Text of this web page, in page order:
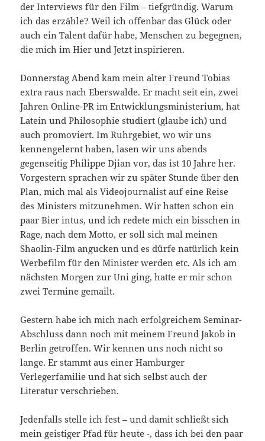
der Interviews für den Film – tiefgründig. Warum
ich das erzähle? Weil ich offenbar das Glück oder
auch ein Talent dafür habe, Menschen zu begegnen,
die mich im Hier und Jetzt inspirieren.
Donnerstag Abend kam mein alter Freund Tobias
extra raus nach Eberswalde. Er macht seit ein, zwei
Jahren Online-PR im Entwicklungsministerium, hat
Latein und Philosophie studiert (glaube ich) und
auch promoviert. Im Ruhrgebiet, wo wir uns
kennengelernt haben, lasen wir uns abends
gegenseitig Philippe Djian vor, das ist 10 Jahre her.
Vorgestern sprachen wir zu später Stunde über den
Plan, mich mal als Videojournalist auf eine Reise
des Ministers mitzunehmen. Wir hatten schon ein
paar Bier intus, und ich redete mich ein bisschen in
Rage, nach dem Motto, er soll sich mal meinen
Shaolin-Film angucken und es dürfe natürlich kein
Werbefilm für den Minister werden etc. Als ich am
nächsten Morgen zur Uni ging, hatte er mir schon
zwei Termine gemailt.
Gestern habe ich mich nach erfolgreichem Seminar-
Abschluss dann noch mit meinem Freund Jakob in
Berlin getroffen. Wir kennen uns noch nicht so
lange. Er stammt aus einer Hamburger
Verlegerfamilie und hat sich selbst auch der
Literatur verschrieben.
Jedenfalls stelle ich fest – und damit schließt sich
mein geistiger Pfad für heute -, dass ich bei den paar